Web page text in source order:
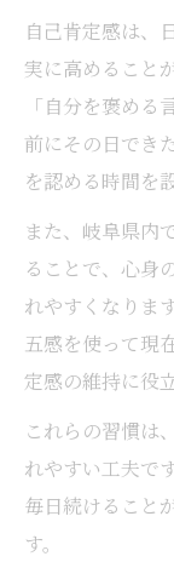
自己肯定感は、
実に高めること
「自分を褒め
前にその日でき
を認める時間を
また、岐阜県内
ることで、心身
れやすくなりま
五感を使って現
定感の維持に役
これらの習慣は
れやすい工夫で
毎日続けること
す。